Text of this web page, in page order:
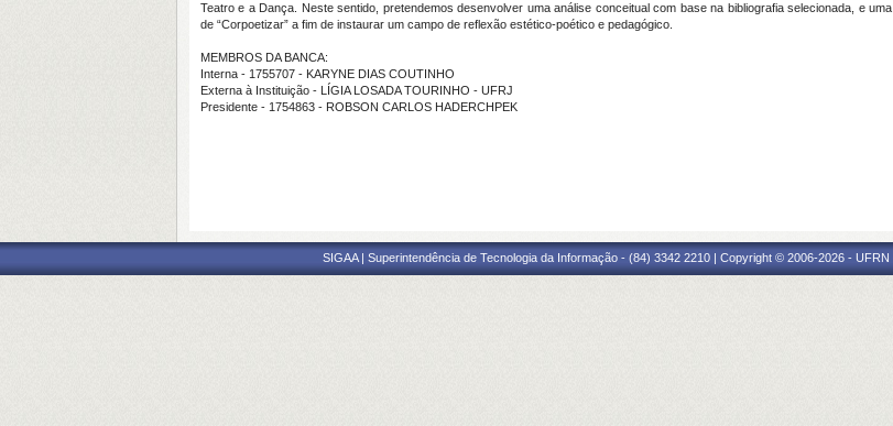
Teatro e a Dança. Neste sentido, pretendemos desenvolver uma análise conceitual com base na bibliografia selecionada, e
de “Corpoetizar” a fim de instaurar um campo de reflexão estético-poético e pedagógico.
MEMBROS DA BANCA:
Interna - 1755707 - KARYNE DIAS COUTINHO
Externa à Instituição - LÍGIA LOSADA TOURINHO - UFRJ
Presidente - 1754863 - ROBSON CARLOS HADERCHPEK
SIGAA | Superintendência de Tecnologia da Informação - (84) 3342 2210 | Copyright © 2006-2026 -